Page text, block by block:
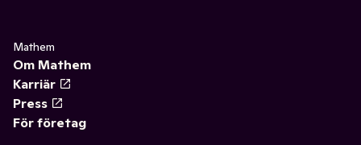
Mathem
Om Mathem
Karriär
Press
För företag